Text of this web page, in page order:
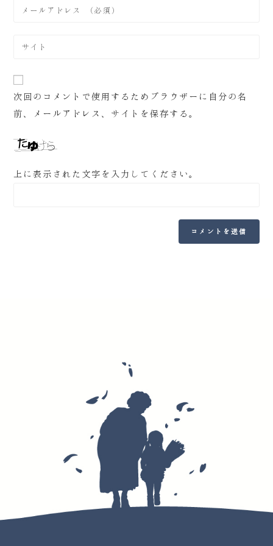
次回のコメントで使用するためブラウザーに自分の名
前、メールアドレス、サイトを保存する。
上に表示された文字を入力してください。